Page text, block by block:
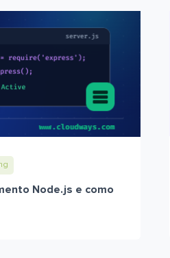
Node.js e como